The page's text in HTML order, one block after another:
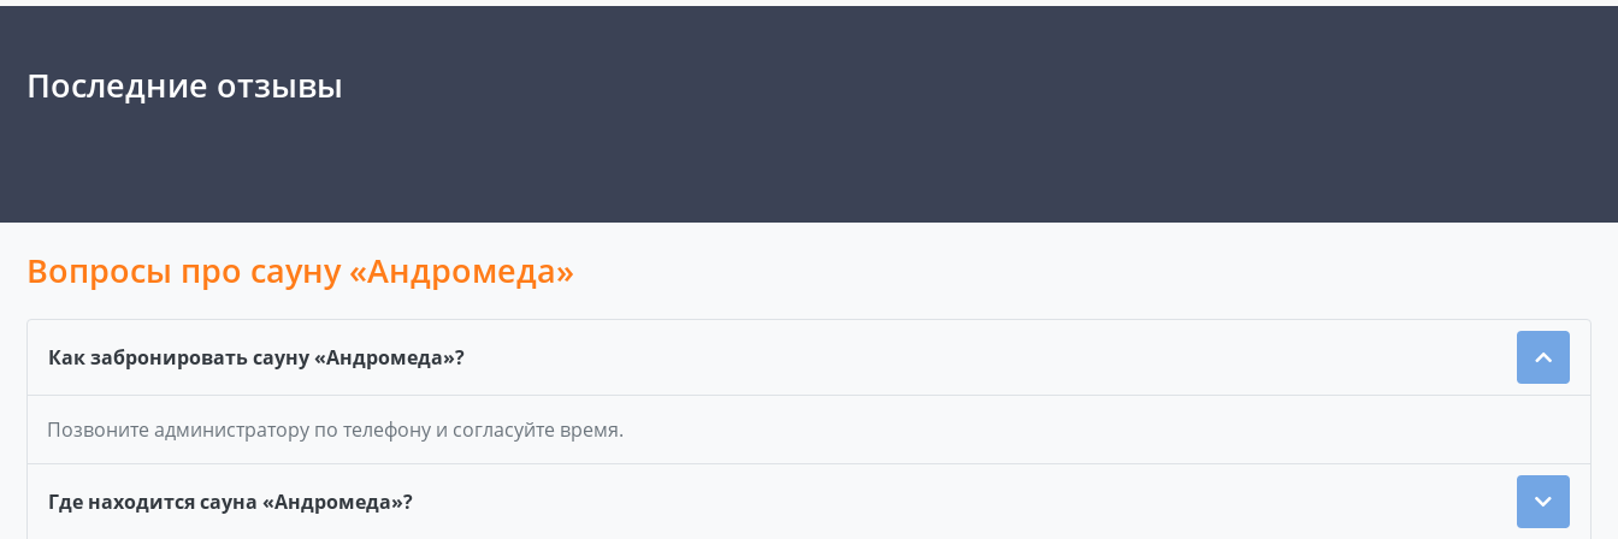
Последние отзывы
Вопросы про сауну «Андромеда»
Как забронировать сауну «Андромеда»?
Позвоните администратору по телефону и согласуйте время.
Где находится сауна «Андромеда»?